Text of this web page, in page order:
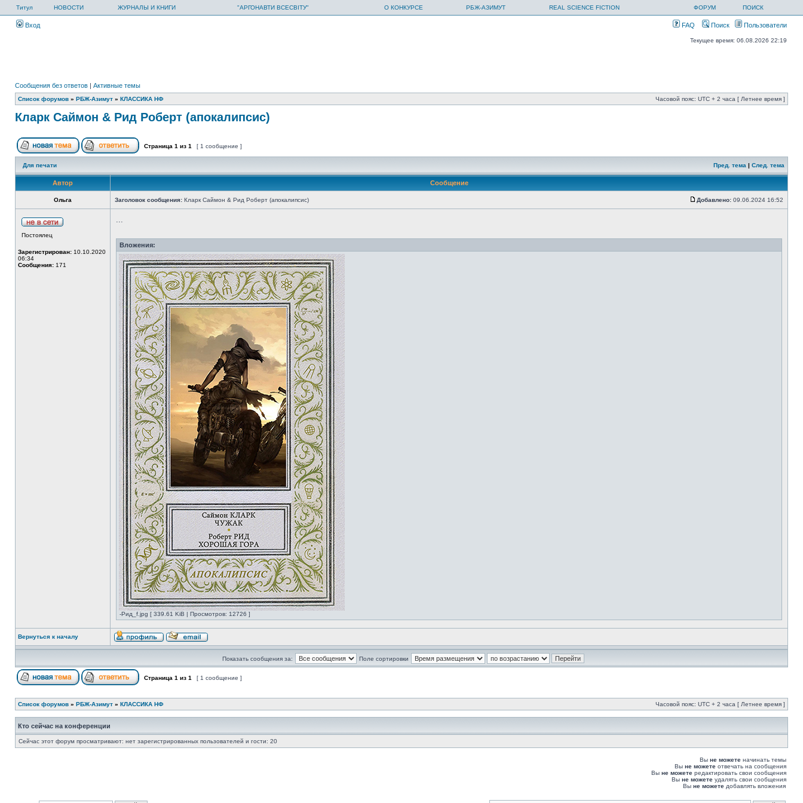
Титул НОВОСТИ ЖУРНАЛЫ И КНИГИ "АРГОНАВТИ ВСЕСВІТУ" О КОНКУРСЕ РБЖ-АЗИМУТ REAL SCIENCE FICTION ФОРУМ ПОИСК
Вход FAQ Поиск Пользователи
Текущее время: 06.08.2026 22:19
Сообщения без ответов | Активные темы
Список форумов » РБЖ-Азимут » КЛАССИКА НФ Часовой пояс: UTC + 2 часа [ Летнее время ]
Кларк Саймон & Рид Роберт (апокалипсис)
Страница 1 из 1 [ 1 сообщение ]
Для печати Пред. тема | След. тема
Автор Сообщение
Ольга Заголовок сообщения: Кларк Саймон & Рид Роберт (апокалипсис) Добавлено: 09.06.2024 16:52
Постоялец
Зарегистрирован: 10.10.2020
06:34
Сообщения: 171
...
Вложения:
-Рид_f.jpg [ 339.61 KiB | Просмотров: 12726 ]
Вернуться к началу
Показать сообщения за: Поле сортировки
Страница 1 из 1 [ 1 сообщение ]
Список форумов » РБЖ-Азимут » КЛАССИКА НФ Часовой пояс: UTC + 2 часа [ Летнее время ]
Кто сейчас на конференции
Сейчас этот форум просматривают: нет зарегистрированных пользователей и гости: 20
Вы не можете начинать темы
Вы не можете отвечать на сообщения
Вы не можете редактировать свои сообщения
Вы не можете удалять свои сообщения
Вы не можете добавлять вложения